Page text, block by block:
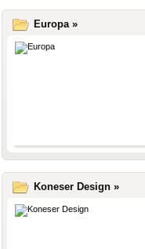
Europa »
Koneser Design »